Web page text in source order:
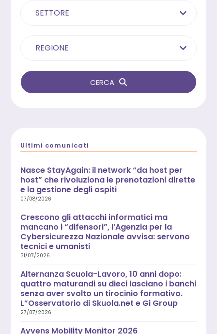
SETTORE
REGIONE
CERCA
Ultimi comunicati
Nasce StayAgain: il network “da host per
host” che rivoluziona le prenotazioni dirette
e la gestione degli ospiti
07/08/2026
Crescono gli attacchi informatici ma
mancano i “difensori”, l’Agenzia per la
Cybersicurezza Nazionale avvisa: servono
tecnici e umanisti
31/07/2026
Alternanza Scuola-Lavoro, 10 anni dopo:
quattro maturandi su dieci lasciano i banchi
senza aver svolto un tirocinio formativo.
L”Osservatorio di Skuola.net e Gi Group
27/07/2026
Ayvens Mobility Monitor 2026